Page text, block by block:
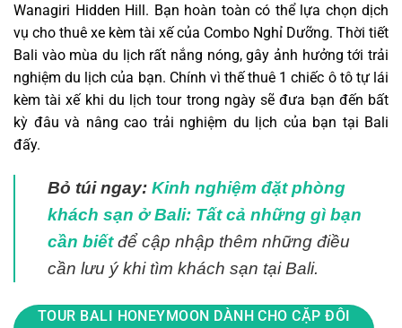
Wanagiri Hidden Hill. Bạn hoàn toàn có thể lựa chọn dịch
vụ cho thuê xe kèm tài xế của Combo Nghỉ Dưỡng. Thời tiết
Bali vào mùa du lịch rất nắng nóng, gây ảnh hưởng tới trải
nghiệm du lịch của bạn. Chính vì thế thuê 1 chiếc ô tô tự lái
kèm tài xế khi du lịch tour trong ngày sẽ đưa bạn đến bất
kỳ đâu và nâng cao trải nghiệm du lịch của bạn tại Bali
đấy.
Bỏ túi ngay: Kinh nghiệm đặt phòng
khách sạn ở Bali: Tất cả những gì bạn
cần biếtđể cập nhập thêm những điều
cần lưu ý khi tìm khách sạn tại Bali.
TOUR BALI HONEYMOON DÀNH CHO CẶP ĐÔI